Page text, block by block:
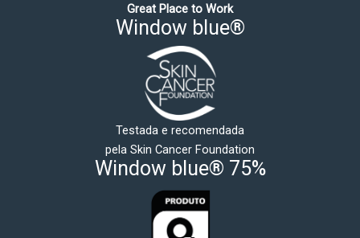
Great Place to Work
Window blue®
Testada e recomendada
pela Skin Cancer Foundation
Window blue® 75%